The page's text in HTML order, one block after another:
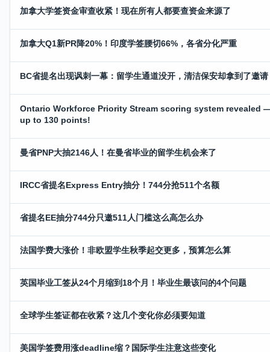
加拿大学签资金审查收紧！现在所有人都要查资金来源了
加拿大Q1新PR降20%！印度学签腰切66%，各省分化严重
BC省提名出现讽刺一幕：留学生通道没开，清洁保安却拿到了邀请
Ontario Workforce Priority Stream scoring system revealed
up to 130 points!
曼省PNP大抽2146人！在曼省毕业的留学生机会来了
IRCC省提名Express Entry抽分！744分抢511个名额
省提名EE抽分744分只邀511人门槛这么高怎么办
法国学费大涨价！非欧盟学生秋季起交更多，预算怎么算
英国毕业工签从24个月缩到18个月！毕业生最该问的4个问题
全球学生签证都在收紧？这几个变化你必须要知道
美国学签费用涨deadline缩？国际学生注意这些变化